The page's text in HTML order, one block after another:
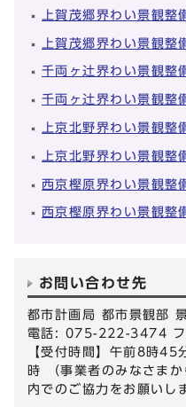
上賀茂郷界わい景観
上賀茂郷界わい景観整
千両ヶ辻界わい景観整
千両ヶ辻界わい景観整
上京北野界わい景観
上京北野界わい景観整
西京樫原界わい景観整
西京樫原界わい景観整
お問い合わせ先
都市計画局 都市景観部
電話: 075-222-3474
【受付時間】午前8時
時 （事業者のみなさま
内でのご協力をお願いし